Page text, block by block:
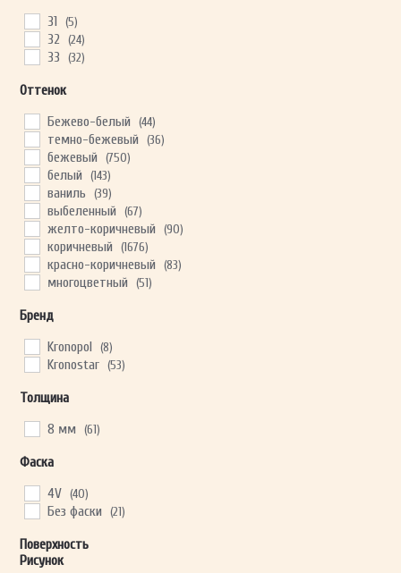
Ваши данные не будут переданы третьим лицам
31
(5)
32 (24)
33 (32)
Оттенок
Бежево-белый
(44)
темно-бежевый (36)
бежевый (750)
белый (143)
ваниль (39)
выбеленный (67)
желто-коричневый (90)
коричневый (1676)
красно-коричневый (83)
многоцветный (51)
Светло-бежевый
Светло-серый
светлый (613)
серый
темно-коричневый
Бренд
Kronopol
(8)
Kronostar (53)
Толщина
8 мм
(61)
Фаска
4V (40)
Без фаски (21)
Поверхность
Рисунок